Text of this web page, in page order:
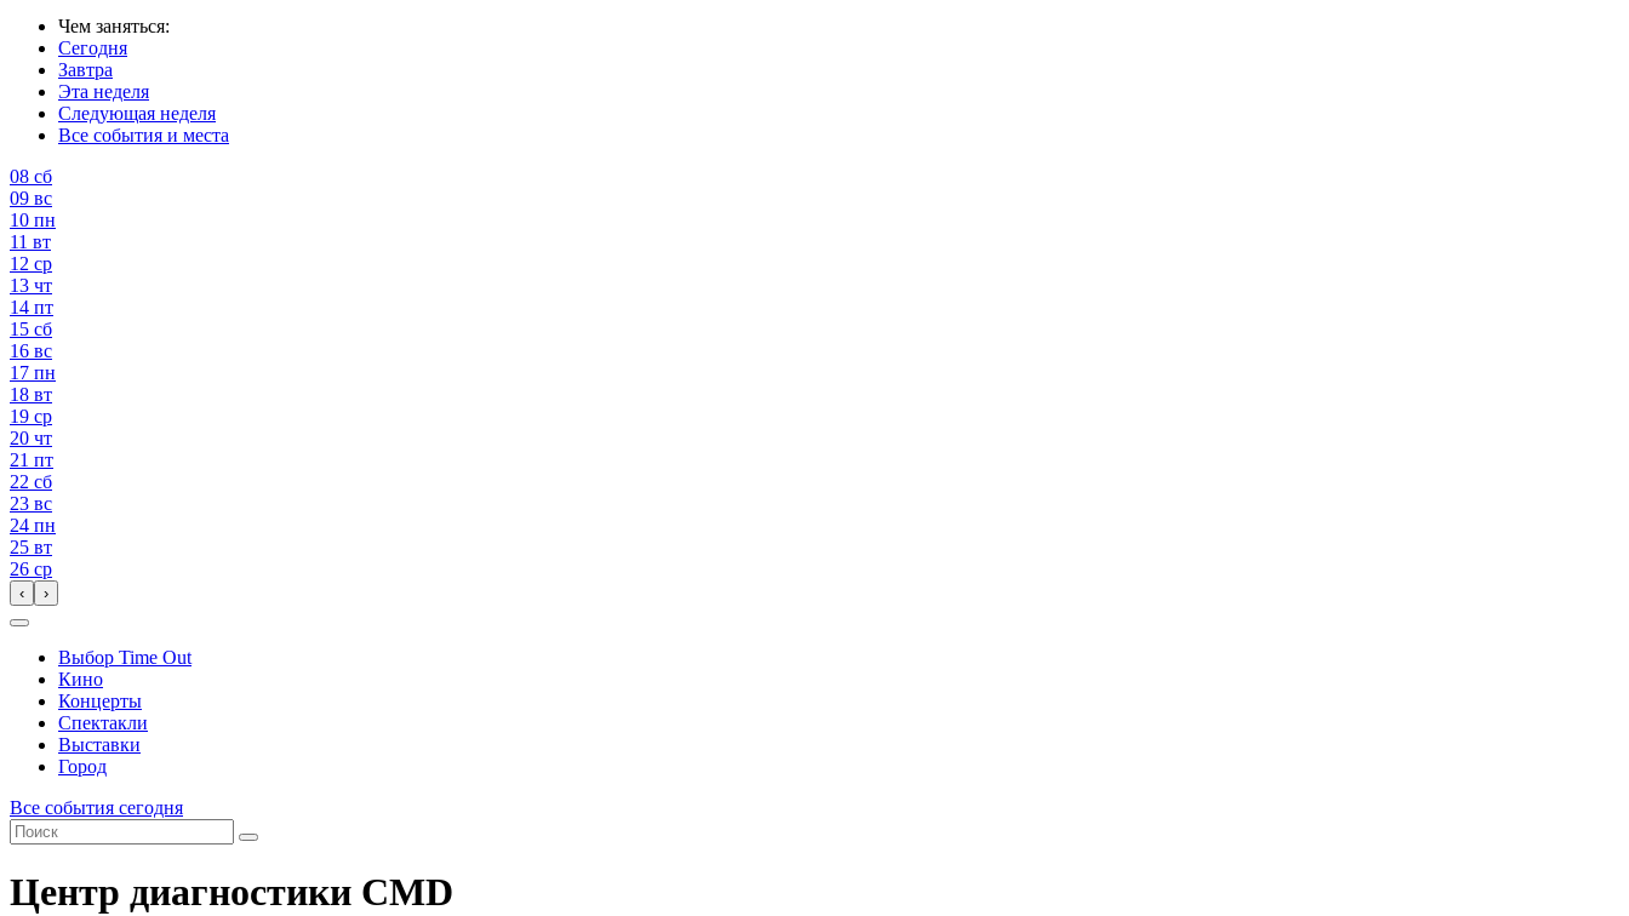
Чем заняться:
Сегодня
Завтра
Эта неделя
Следующая неделя
Все события и места
08 сб
09 вс
10 пн
11 вт
12 ср
13 чт
14 пт
15 сб
16 вс
17 пн
18 вт
19 ср
20 чт
21 пт
22 сб
23 вс
24 пн
25 вт
26 ср
‹ ›
Выбор Time Out
Кино
Концерты
Спектакли
Выставки
Город
Все события сегодня
Центр диагностики CMD